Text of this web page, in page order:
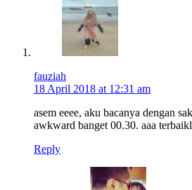
fauziah
18 April 2018 at 12:31 am
asem eeee, aku bacanya dengan
awkward banget 00.30. aaa
Reply